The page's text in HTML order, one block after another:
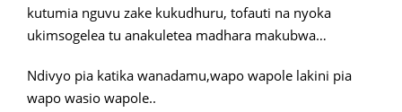
kutumia nguvu zake kukudhuru, tofauti na nyoka
ukimsogelea tu anakuletea madhara makubwa…
Ndivyo pia katika wanadamu,wapo wapole lakini pia
wapo wasio wapole..